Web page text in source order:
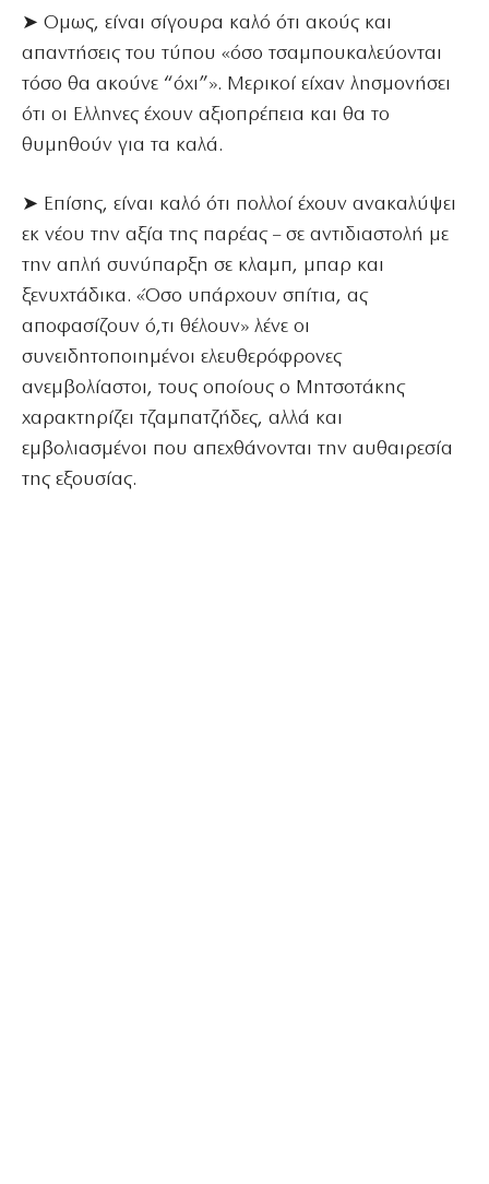
➤ Ομως, είναι σίγουρα καλό ότι ακούς και
απαντήσεις του τύπου «όσο τσαμπουκαλεύονται
τόσο θα ακούνε “όχι”». Μερικοί είχαν λησμονήσει
ότι οι Ελληνες έχουν αξιοπρέπεια και θα το
θυμηθούν για τα καλά.
➤ Επίσης, είναι καλό ότι πολλοί έχουν ανακαλύψει
εκ νέου την αξία της παρέας – σε αντιδιαστολή με
την απλή συνύπαρξη σε κλαμπ, μπαρ και
ξενυχτάδικα. «Όσο υπάρχουν σπίτια, ας
αποφασίζουν ό,τι θέλουν» λένε οι
συνειδητοποιημένοι ελευθερόφρονες
ανεμβολίαστοι, τους οποίους ο Μητσοτάκης
χαρακτηρίζει τζαμπατζήδες, αλλά και
εμβολιασμένοι που απεχθάνονται την αυθαιρεσία
της εξουσίας.